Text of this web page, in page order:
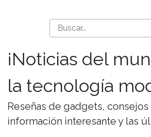
¡Noticias del
la tecnología
Reseñas de gadgets,
información interesante y las